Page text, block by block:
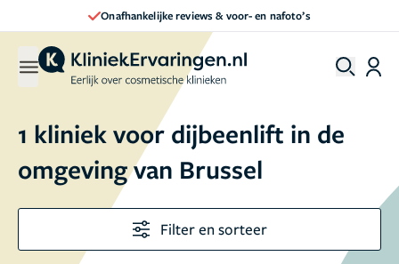
Onafhankelijke reviews & voor- en nafoto’s
1 kliniek voor dijbeenlift in de
omgeving van Brussel
Filter en sorteer